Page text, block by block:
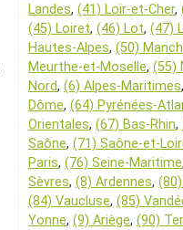
Landes, (41) Loir-et-Cher,
(45) Loiret, (46) Lot, (47)
Hautes-Alpes, (50)
Meurthe-et-Moselle, (55)
Nord, (6) Alpes-Maritimes,
Dôme, (64) Pyrénées-
Orientales, (67) Bas-Rhin,
Saône, (71) Saône-et-
Paris, (76) Seine-Maritime,
Sèvres, (8) Ardennes,
(84) Vaucluse, (85)
Yonne, (9) Ariège, (90)